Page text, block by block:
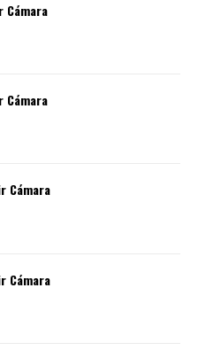
Cámara
Cámara
Cámara
Cámara